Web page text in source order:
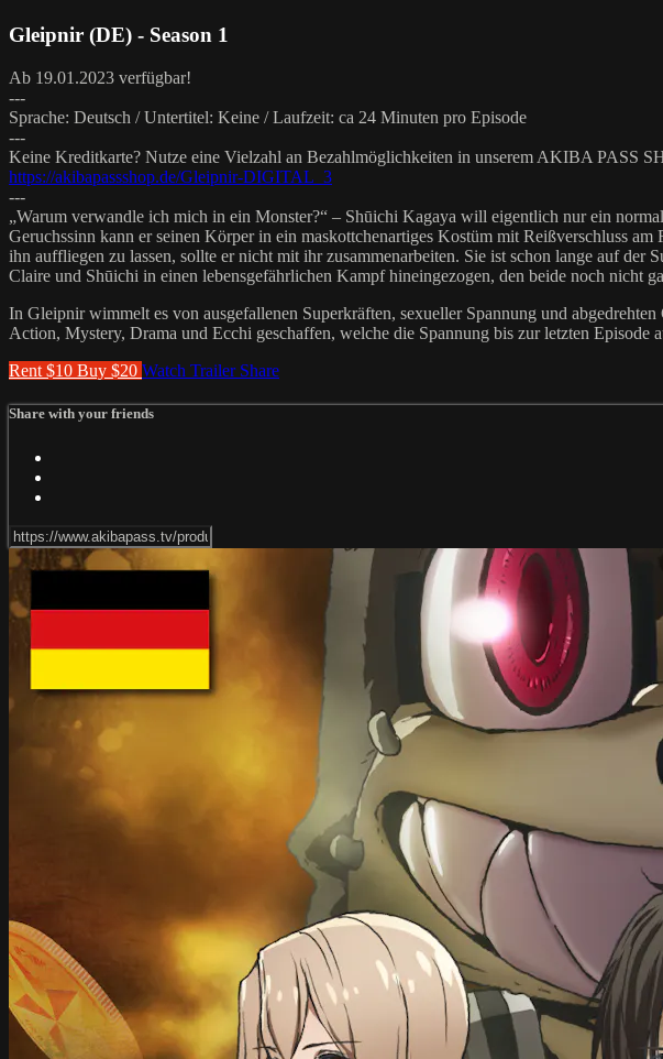
Gleipnir (DE) - Season 1
Ab 19.01.2023 verfügbar!
---
Sprache: Deutsch / Untertitel: Keine / Laufzeit: ca 24 Minuten pro Episode
---
Keine Kreditkarte? Nutze eine Vielzahl an Bezahlmöglichkeiten in unserem AKIBA PASS
https://akibapassshop.de/Gleipnir-DIGITAL_3
---
„Warum verwandle ich mich in ein Monster?“ – Shūichi Kagaya will eigentlich nur ein
Geruchssinn kann er seinen Körper in ein maskottchenartiges Kostüm mit Reißverschluss
ihn auffliegen zu lassen, sollte er nicht mit ihr zusammenarbeiten. Sie ist schon lange auf
Claire und Shūichi in einen lebensgefährlichen Kampf hineingezogen, den beide noch nicht
In Gleipnir wimmelt es von ausgefallenen Superkräften, sexueller Spannung und
Action, Mystery, Drama und Ecchi geschaffen, welche die Spannung bis zur letzten Episode
Rent $10 Buy $20 Watch Trailer Share
Share with your friends